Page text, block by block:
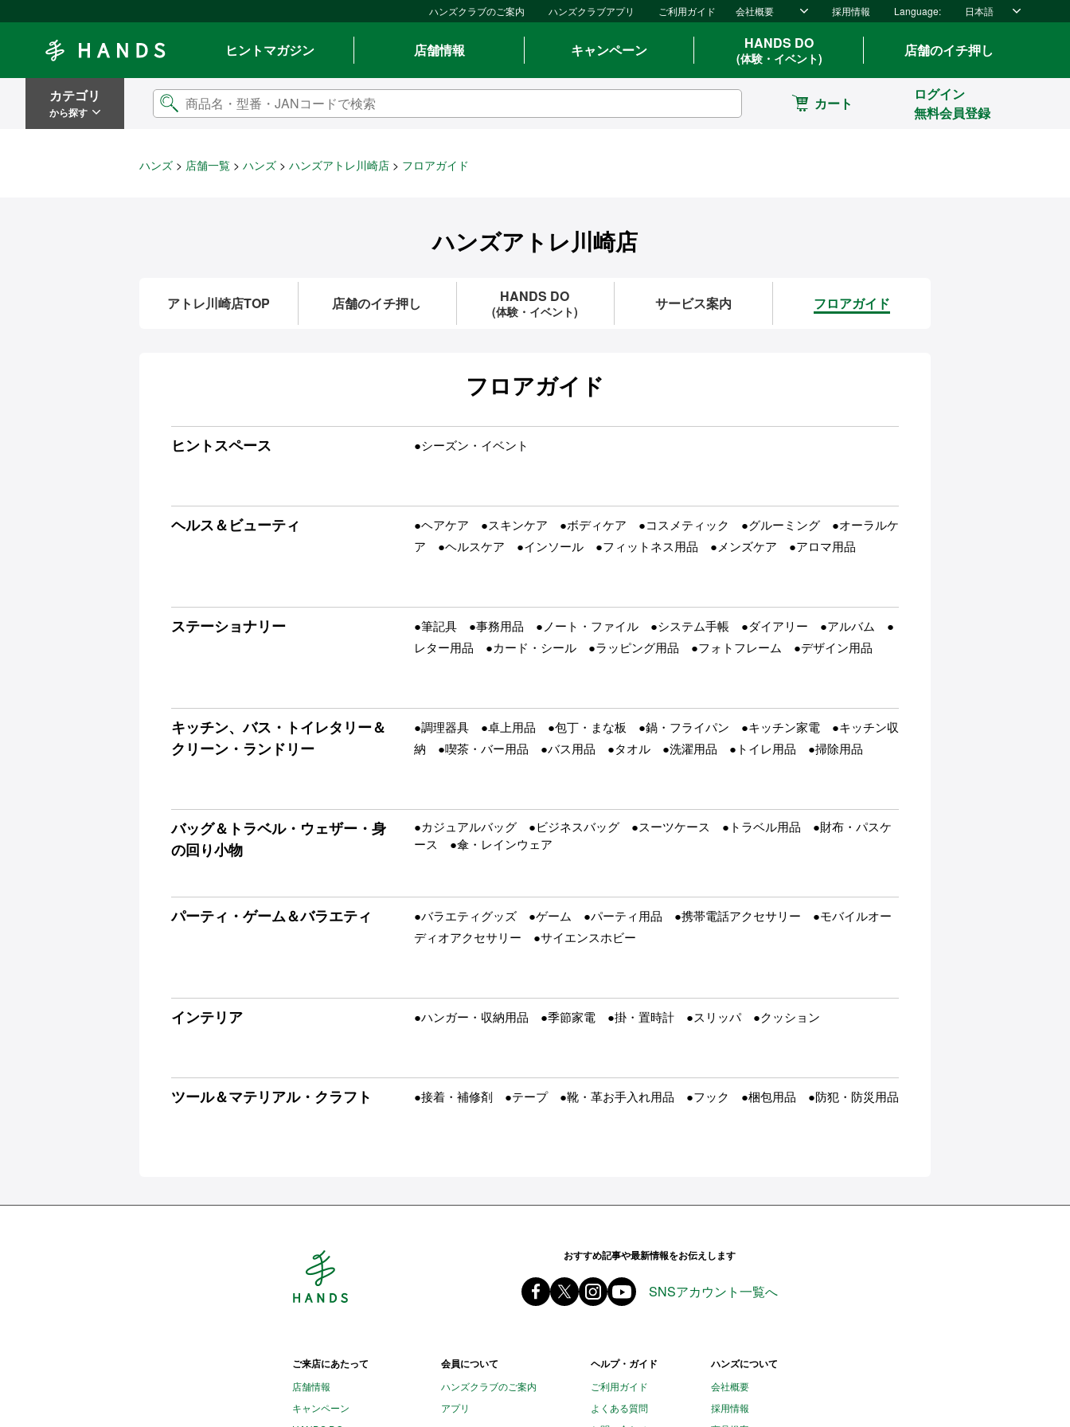
ハンズクラブのご案内 ハンズクラブアプリ ご利用ガイド 会社概要 採用情報 Language: 日本語
ヒントマガジン
店舗情報 キャンペーン HANDS DO
(体験・イベント) 店舗のイチ押し
カテゴリ
から探す カート
ログイン
無料会員登録
ハンズ 店舗一覧 ハンズ ハンズアトレ川崎店 フロアガイド
ハンズアトレ川崎店
アトレ川崎店TOP 店舗のイチ押し HANDS DO
(体験・イベント) サービス案内 フロアガイド
フロアガイド
ヒントスペース ●シーズン・イベント
ヘルス＆ビューティ
●ヘアケア ●スキンケア ●ボディケア ●コスメティック ●グルーミング ●オーラルケ
ア ●ヘルスケア ●インソール ●フィットネス用品 ●メンズケア ●アロマ用品
ステーショナリー
●筆記具 ●事務用品 ●ノート・ファイル ●システム手帳 ●ダイアリー ●アルバム ●
レター用品 ●カード・シール ●ラッピング用品 ●フォトフレーム ●デザイン用品
キッチン、バス・トイレタリー＆
クリーン・ランドリー
●調理器具 ●卓上用品 ●包丁・まな板 ●鍋・フライパン ●キッチン家電 ●キッチン収
納 ●喫茶・バー用品 ●バス用品 ●タオル ●洗濯用品 ●トイレ用品 ●掃除用品
バッグ＆トラベル・ウェザー・身
の回り小物
●カジュアルバッグ ●ビジネスバッグ ●スーツケース ●トラベル用品 ●財布・パスケ
ース ●傘・レインウェア
パーティ・ゲーム＆バラエティ
●バラエティグッズ ●ゲーム ●パーティ用品 ●携帯電話アクセサリー ●モバイルオー
ディオアクセサリー ●サイエンスホビー
インテリア ●ハンガー・収納用品 ●季節家電 ●掛・置時計 ●スリッパ ●クッション
ツール＆マテリアル・クラフト ●接着・補修剤 ●テープ ●靴・革お手入れ用品 ●フック ●梱包用品 ●防犯・防災用品
おすすめ記事や最新情報をお伝えします
Facebook ハンズ公式ファンページ
X(旧 twitter) @Hands_official_
instagram @tokyuhandsinc
youtube
SNSアカウント一覧へ
ご来店にあたって
店舗情報
キャンペーン
会員について
ハンズクラブのご案内
アプリ
ヘルプ・ガイド
ご利用ガイド
よくある質問
ハンズについて
会社概要
採用情報